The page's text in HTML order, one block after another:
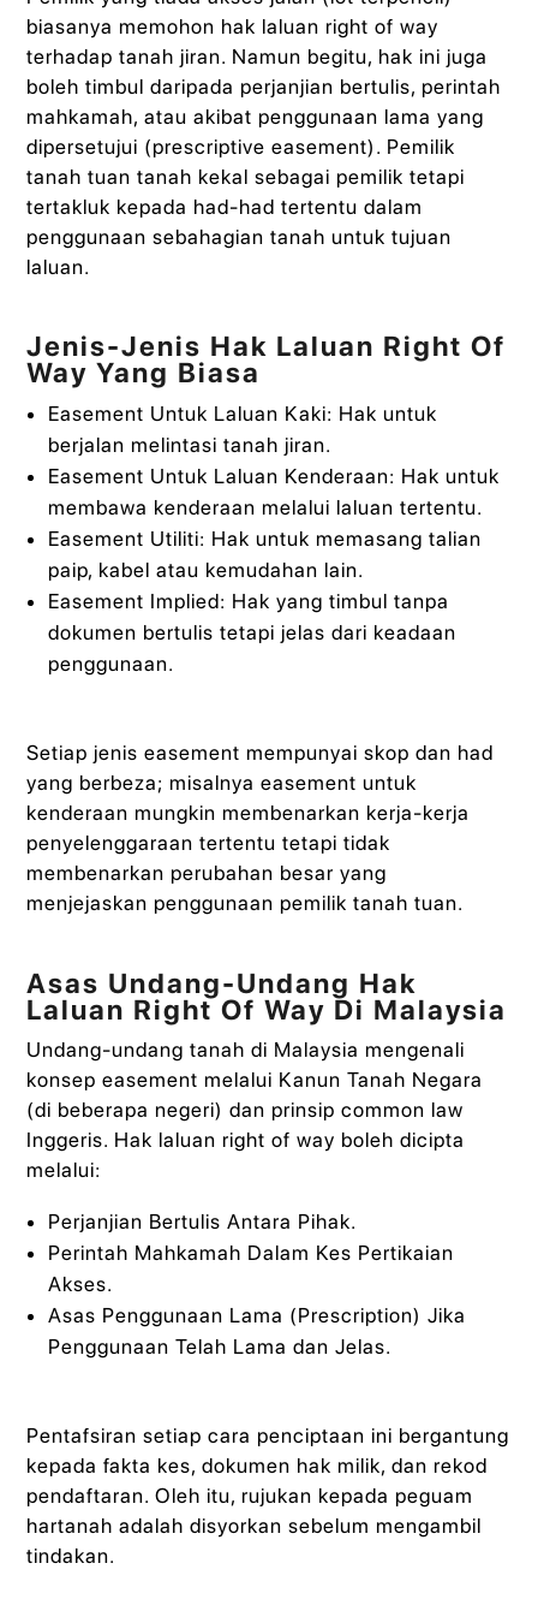
biasanya memohon hak laluan right of way
terhadap tanah jiran. Namun begitu, hak ini juga
boleh timbul daripada perjanjian bertulis, perintah
mahkamah, atau akibat penggunaan lama yang
dipersetujui (prescriptive easement). Pemilik
tanah tuan tanah kekal sebagai pemilik tetapi
tertakluk kepada had-had tertentu dalam
penggunaan sebahagian tanah untuk tujuan
laluan.
Jenis-Jenis Hak Laluan Right Of
Way Yang Biasa
Easement Untuk Laluan Kaki: Hak untuk
berjalan melintasi tanah jiran.
Easement Untuk Laluan Kenderaan: Hak untuk
membawa kenderaan melalui laluan tertentu.
Easement Utiliti: Hak untuk memasang talian
paip, kabel atau kemudahan lain.
Easement Implied: Hak yang timbul tanpa
dokumen bertulis tetapi jelas dari keadaan
penggunaan.
Setiap jenis easement mempunyai skop dan had
yang berbeza; misalnya easement untuk
kenderaan mungkin membenarkan kerja-kerja
penyelenggaraan tertentu tetapi tidak
membenarkan perubahan besar yang
menjejaskan penggunaan pemilik tanah tuan.
Asas Undang-Undang Hak
Laluan Right Of Way Di Malaysia
Undang-undang tanah di Malaysia mengenali
konsep easement melalui Kanun Tanah Negara
(di beberapa negeri) dan prinsip common law
Inggeris. Hak laluan right of way boleh dicipta
melalui:
Perjanjian Bertulis Antara Pihak.
Perintah Mahkamah Dalam Kes Pertikaian
Akses.
Asas Penggunaan Lama (Prescription) Jika
Penggunaan Telah Lama dan Jelas.
Pentafsiran setiap cara penciptaan ini bergantung
kepada fakta kes, dokumen hak milik, dan rekod
pendaftaran. Oleh itu, rujukan kepada peguam
hartanah adalah disyorkan sebelum mengambil
tindakan.